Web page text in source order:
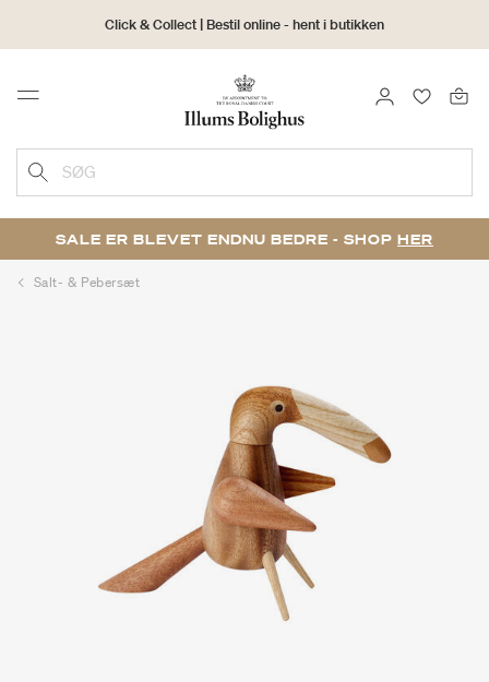
Click & Collect | Bestil online - hent i butikken
30 dages returret
Menu LOG IND
SØG
SALE ER BLEVET ENDNU BEDRE - SHOP HER
Salt- & Pebersæt